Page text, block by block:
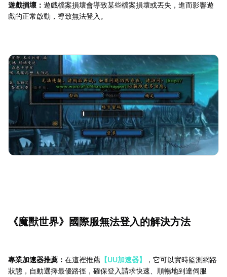
遊戲損壞： 遊戲檔案損壞會導致某些檔案損壞或丟失，進而影響遊
戲的正常啟動，導致無法登入。
《魔獸世界》國際服無法登入的解決方法
專業加速器推薦： 在這裡推薦 【UU加速器】
，它可以實時監測網路
狀態，自動選擇最優路徑，確保登入請求快速、順暢地到達伺服